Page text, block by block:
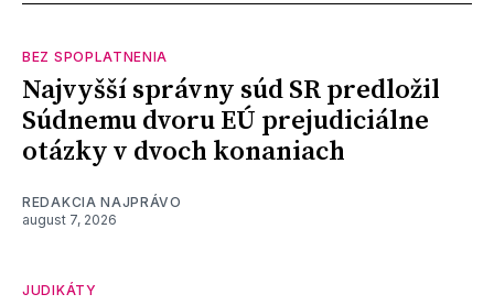
BEZ SPOPLATNENIA
Najvyšší správny súd SR predložil
Súdnemu dvoru EÚ prejudiciálne
otázky v dvoch konaniach
REDAKCIA NAJPRÁVO
august 7, 2026
JUDIKÁTY